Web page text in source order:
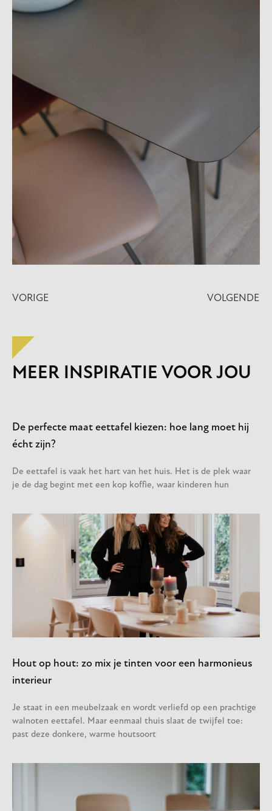
VORIGE VOLGENDE
MEER INSPIRATIE VOOR JOU
De perfecte maat eettafel kiezen: hoe lang moet hij
écht zijn?
De eettafel is vaak het hart van het huis. Het is de plek waar
je de dag begint met een kop koffie, waar kinderen hun
Hout op hout: zo mix je tinten voor een harmonieus
interieur
Je staat in een meubelzaak en wordt verliefd op een prachtige
walnoten eettafel. Maar eenmaal thuis slaat de twijfel toe:
past deze donkere, warme houtsoort